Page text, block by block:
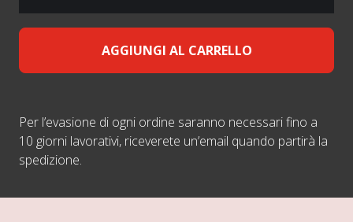
quantità
AGGIUNGI AL CARRELLO
Per l’evasione di ogni ordine saranno necessari fino a
10 giorni lavorativi, riceverete un’email quando partirà la
spedizione.